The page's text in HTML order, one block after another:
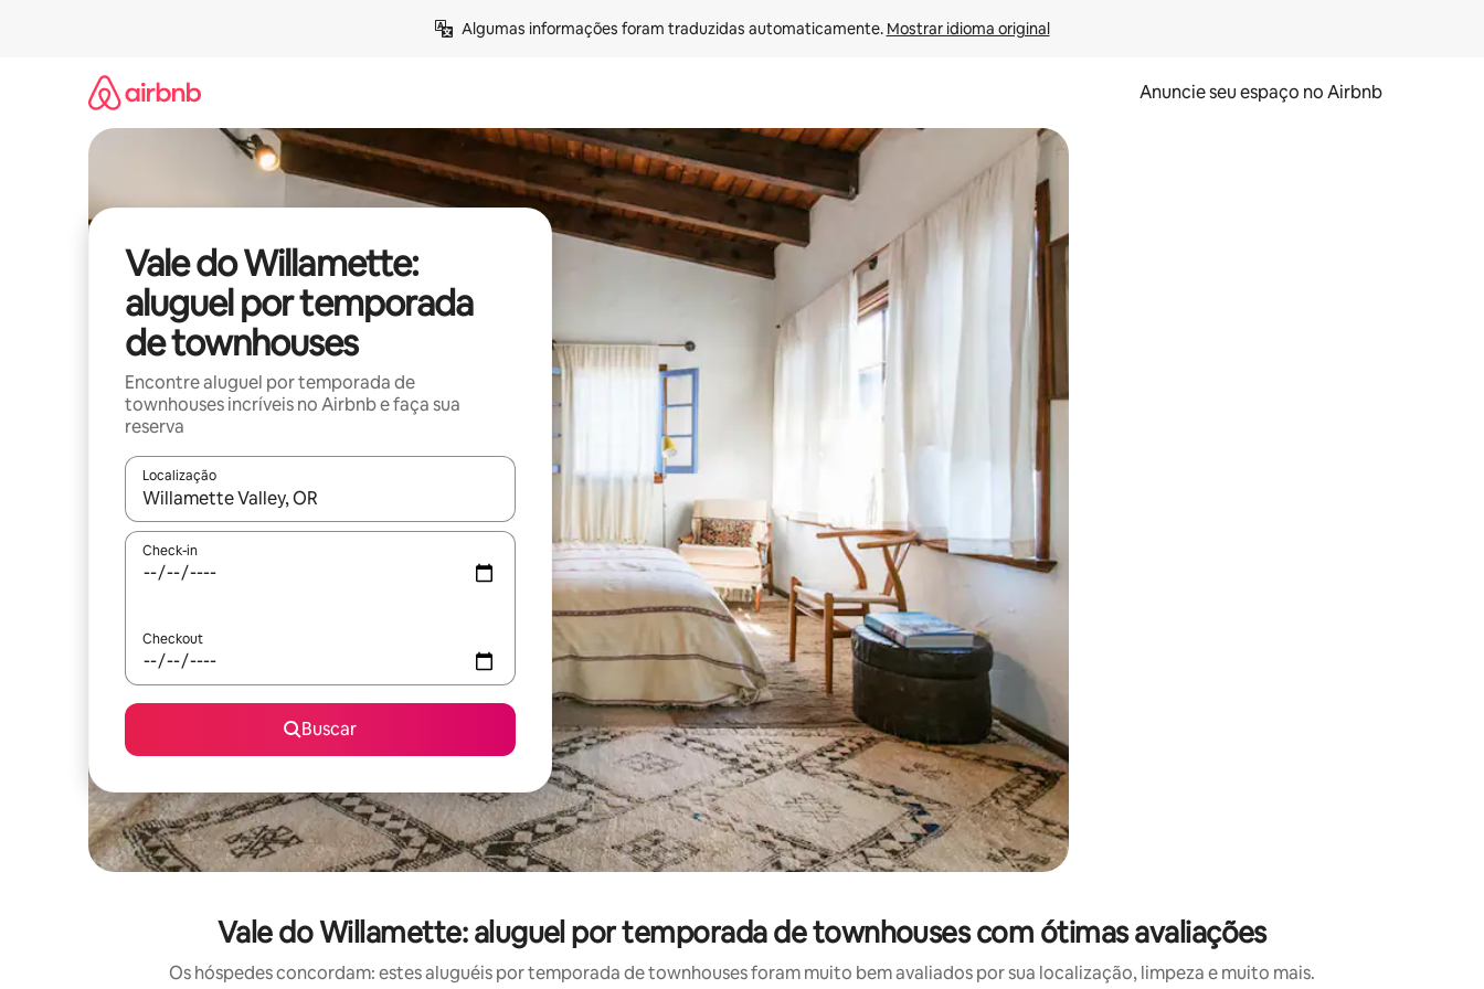
Algumas informações foram traduzidas automaticamente. Mostrar idioma original
Anuncie seu espaço no Airbnb
Vale do Willamette:
aluguel por temporada
de townhouses
Encontre aluguel por temporada de
townhouses incríveis no Airbnb e faça sua
reserva
Localização
Quando os resultados estiverem disponíveis, explore-os usando as seta para cima e para baixo do teclado ou tocando e deslizando o dedo na tela.
Check-in
Checkout
Buscar
Vale do Willamette: aluguel por temporada de townhouses com ótimas avaliações
Os hóspedes concordam: estes aluguéis por temporada de townhouses foram muito bem avaliados por sua localização, limpeza e muito mais.